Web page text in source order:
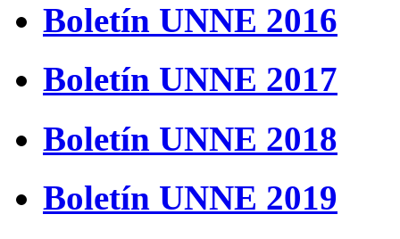
Boletín UNNE 2016
Boletín UNNE 2017
Boletín UNNE 2018
Boletín UNNE 2019